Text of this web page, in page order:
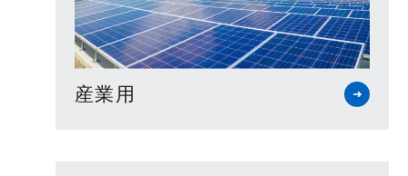
産業用